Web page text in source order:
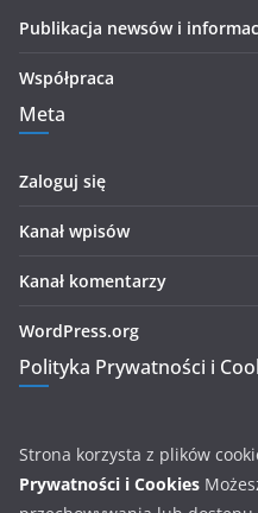
Publikacja newsów i
Współpraca
Meta
Zaloguj się
Kanał wpisów
Kanał komentarzy
WordPress.org
Polityka Prywatności i
Strona korzysta z plików
Prywatności i Cookies